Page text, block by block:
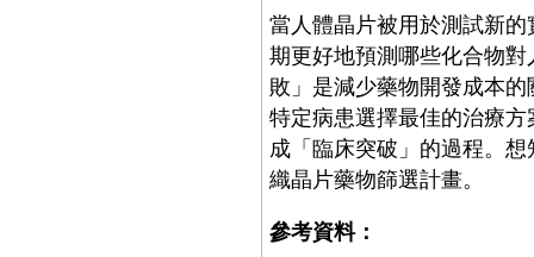
當人體晶片被用於測試新
期更好地預測哪些化合物
敗」是減少藥物開發成本
特定病患選擇最佳的治療
成「臨床突破」的過程。
織晶片藥物篩選計畫。
參考資料：